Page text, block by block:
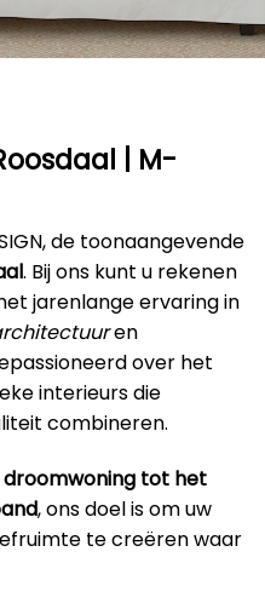
| M-
de toonaangevende
. Bij ons kunt u rekenen
jarenlange ervaring in
en
over het
interieurs die
combineren.
tot het
, ons doel is om uw
te creëren waar